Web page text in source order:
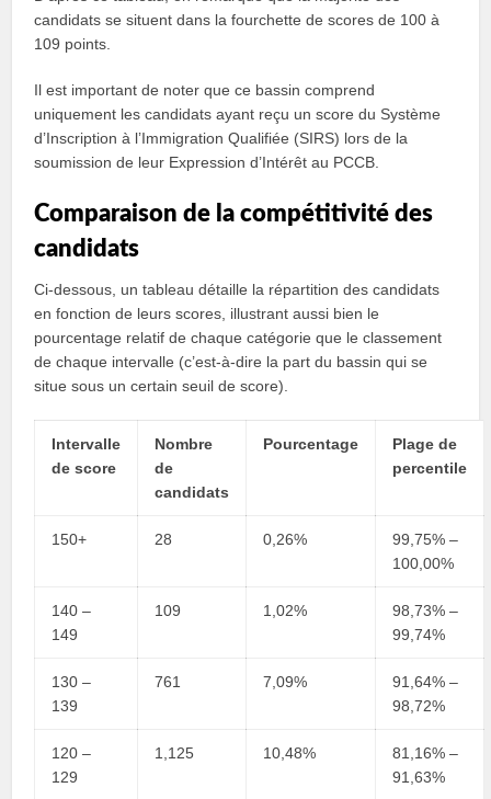
candidats se situent dans la fourchette de scores de 100 à
109 points.
Il est important de noter que ce bassin comprend
uniquement les candidats ayant reçu un score du Système
d’Inscription à l’Immigration Qualifiée (SIRS) lors de la
soumission de leur Expression d’Intérêt au PCCB.
Comparaison de la compétitivité des
candidats
Ci-dessous, un tableau détaille la répartition des candidats
en fonction de leurs scores, illustrant aussi bien le
pourcentage relatif de chaque catégorie que le classement
de chaque intervalle (c’est-à-dire la part du bassin qui se
situe sous un certain seuil de score).
Intervalle
de score
Nombre
de
candidats
Pourcentage
Plage de
percentile
150+ 28 0,26%
99,75% –
100,00%
140 –
149
109 1,02%
98,73% –
99,74%
130 –
139
761 7,09%
91,64% –
98,72%
120 –
129
1,125 10,48%
81,16% –
91,63%